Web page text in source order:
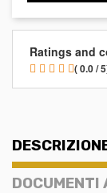
Ratings and
( 0.0 /
DOCUMENTI